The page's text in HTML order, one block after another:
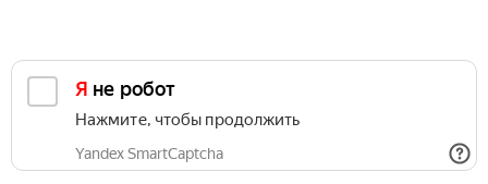
Я не робот
Нажмите, чтобы продолжить
Yandex SmartCaptcha